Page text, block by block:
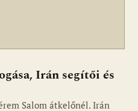
Irán segítői és
Salom átkelőnél. Irán